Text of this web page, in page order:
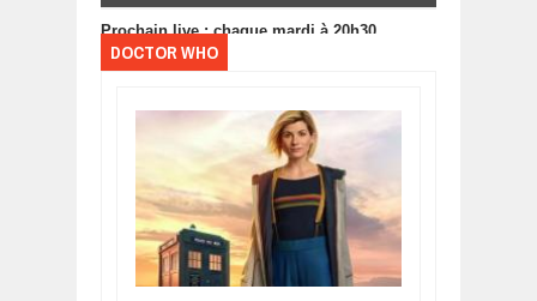
Prochain live : chaque mardi à 20h30
DOCTOR WHO